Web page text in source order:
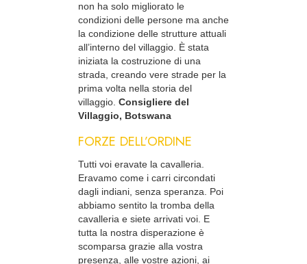
non ha solo migliorato le
condizioni delle persone ma anche
la condizione delle strutture attuali
all’interno del villaggio. È stata
iniziata la costruzione di una
strada, creando vere strade per la
prima volta nella storia del
villaggio. Consigliere del
Villaggio, Botswana
FORZE DELL’ORDINE
Tutti voi eravate la cavalleria.
Eravamo come i carri circondati
dagli indiani, senza speranza. Poi
abbiamo sentito la tromba della
cavalleria e siete arrivati voi. E
tutta la nostra disperazione è
scomparsa grazie alla vostra
presenza, alle vostre azioni, ai